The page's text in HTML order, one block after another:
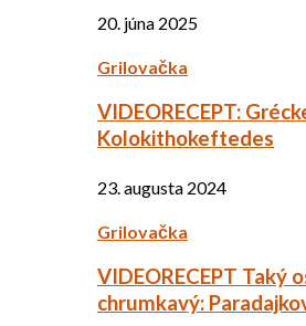
20. júna 2025
Grilovačka
VIDEORECEPT:
Kolokithokeftedes
23. augusta 2024
Grilovačka
VIDEORECEPT Taký
chrumkavý: